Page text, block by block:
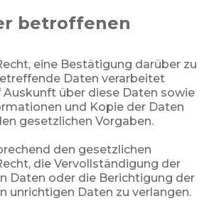
betroffenen
eine Bestätigung darüber zu
Daten verarbeitet
Auskunft über diese Daten sowie
und Kopie der Daten
gesetzlichen Vorgaben.
den gesetzlichen
die Vervollständigung der
Daten oder die Berichtigung der
unrichtigen Daten zu verlangen.